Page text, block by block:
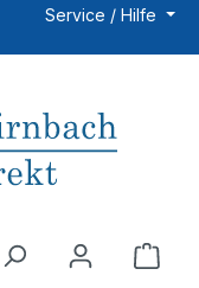
Service / Hilfe